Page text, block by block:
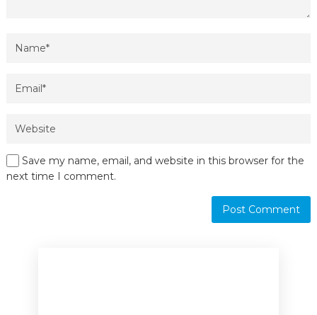
Save my name, email, and website in this browser for the
next time I comment.